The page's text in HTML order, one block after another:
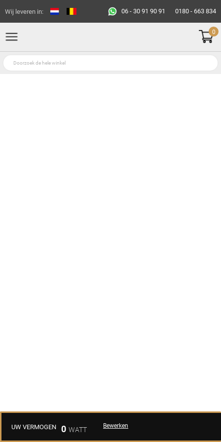
Wij leveren in: 06 - 30 91 90 91 0180 - 663 834
0
UW VERMOGEN 0 Bewerken